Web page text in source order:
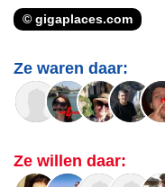
© gigaplaces.com
Ze waren daar:
Ze willen daar: